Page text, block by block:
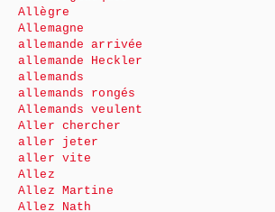
Allègre
Allemagne
allemande arrivée
allemande Heckler
allemands
allemands rongés
Allemands veulent
Aller chercher
aller jeter
aller vite
Allez
Allez Martine
Allez Nath